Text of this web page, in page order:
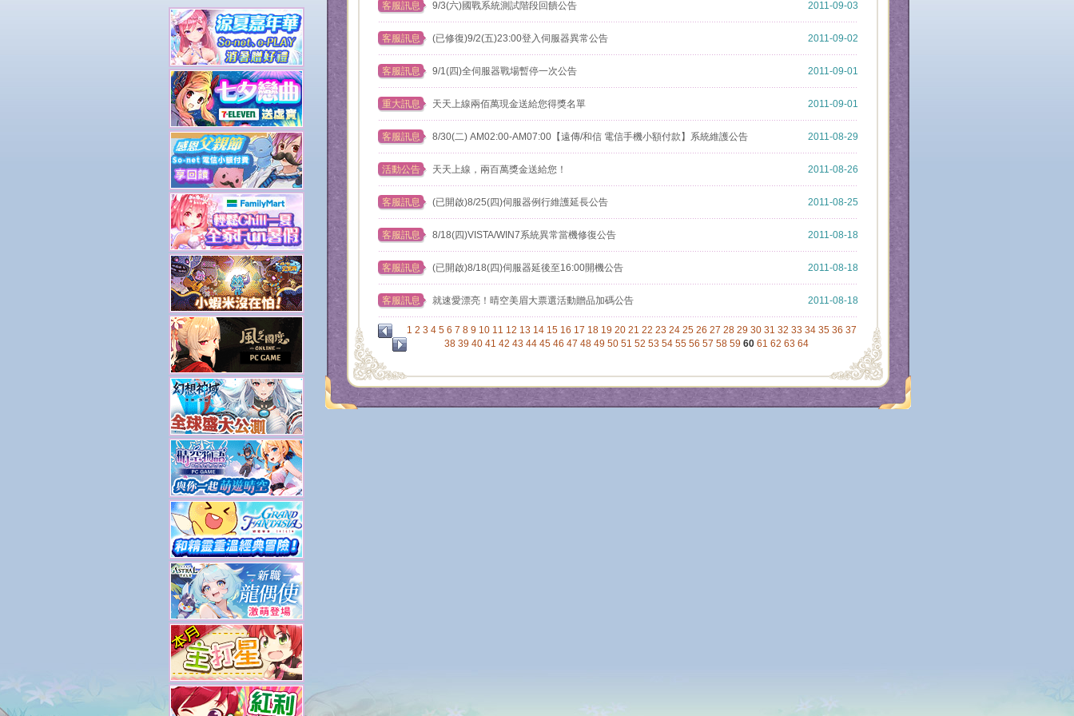
客服訊息 9/3(六)國戰系統測試階段回饋公告 2011-09-03
客服訊息 (已修復)9/2(五)23:00登入伺服器異常公告 2011-09-02
客服訊息 9/1(四)全伺服器戰場暫停一次公告 2011-09-01
重大訊息 天天上線兩佰萬現金送給您得獎名單 2011-09-01
客服訊息 8/30(二) AM02:00-AM07:00【遠傳/和信 電信手機小額付款】系統維護公告 2011-08-29
活動公告 天天上線，兩百萬獎金送給您！ 2011-08-26
客服訊息 (已開啟)8/25(四)伺服器例行維護延長公告 2011-08-25
客服訊息 8/18(四)VISTA/WIN7系統異常當機修復公告 2011-08-18
客服訊息 (已開啟)8/18(四)伺服器延後至16:00開機公告 2011-08-18
客服訊息 就速愛漂亮！晴空美眉大票選活動贈品加碼公告 2011-08-18
1 2 3 4 5 6 7 8 9 10 11 12 13 14 15 16 17 18 19 20 21 22 23 24 25 26 27 28 29 30 31 32 33 34 35 36 37
38 39 40 41 42 43 44 45 46 47 48 49 50 51 52 53 54 55 56 57 58 59 60 61 62 63 64